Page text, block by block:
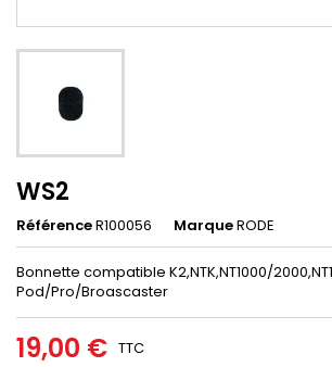
WS2
RéférenceR100056 MarqueRODE
Bonnette compatible K2,NTK,NT1000/
Pod/Pro/Broascaster
19,00 € TTC